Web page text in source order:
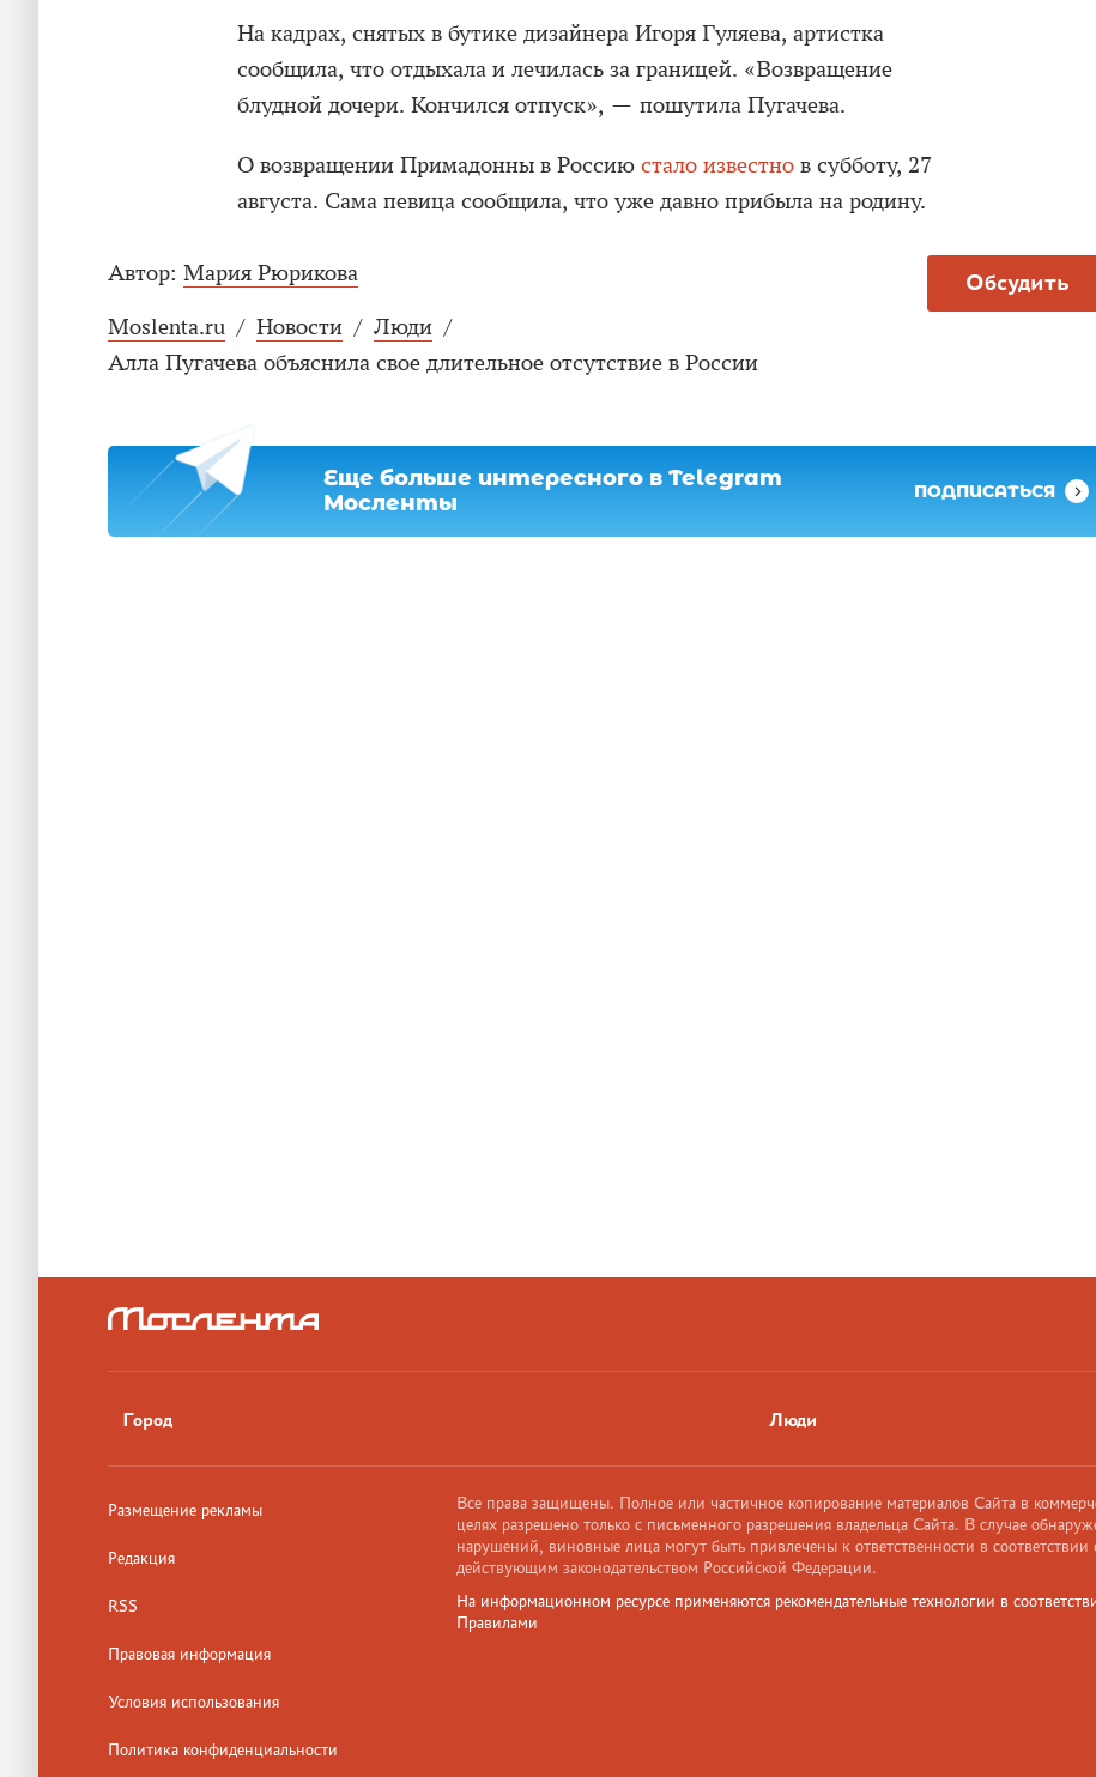
На кадрах, снятых в бутике дизайнера Игоря Гуляева, артистка
сообщила, что отдыхала и лечилась за границей. «Возвращение
блудной дочери. Кончился отпуск», — пошутила Пугачева.
О возвращении Примадонны в Россию стало известно в субботу, 27
августа. Сама певица сообщила, что уже давно прибыла на родину.
Обсудить
Автор: Мария Рюрикова
Moslenta.ru / Новости / Люди /
Алла Пугачева объяснила свое длительное отсутствие в России
Еще больше интересного в Telegram
Мосленты
ПОДПИСАТЬСЯ
Город Люди
Размещение рекламы
Редакция
RSS
Правовая информация
Условия использования
Политика конфиденциальности
Все права защищены. Полное или частичное копирование материалов Сайта в
целях разрешено только с письменного разрешения владельца Сайта. В случае
нарушений, виновные лица могут быть привлечены к ответственности в соответствии
действующим законодательством Российской Федерации.
На информационном ресурсе применяются рекомендательные технологии в
Правилами